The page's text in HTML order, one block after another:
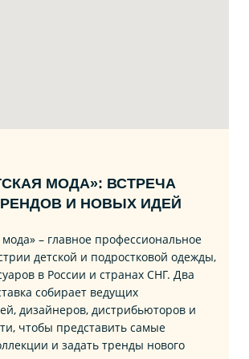
МОДА»: ВСТРЕЧА
И НОВЫХ ИДЕЙ
мода» – главное профессиональное
детской и подростковой одежды,
в России и странах СНГ. Два
собирает ведущих
дизайнеров, дистрибьюторов и
чтобы представить самые
и задать тренды нового